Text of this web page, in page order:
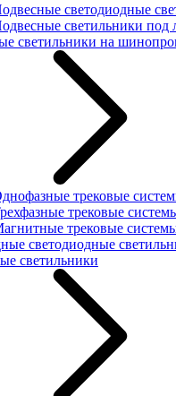
светодиодные
светильники под
светильники на
трековые
трековые
трековые
светодиодные
светильники